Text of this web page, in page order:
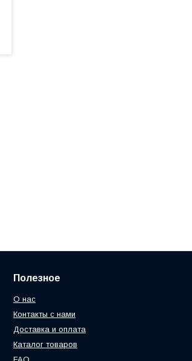
Полезное
О нас
Контакты с нами
Доставка и оплата
Каталог товаров